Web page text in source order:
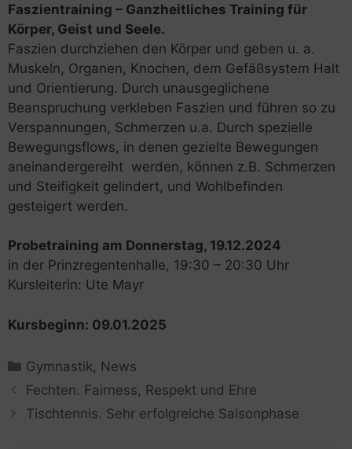
Faszientraining – Ganzheitliches Training für
Körper, Geist und Seele.
Faszien durchziehen den Körper und geben u. a.
Muskeln, Organen, Knochen, dem Gefäßsystem Halt
und Orientierung. Durch unausgeglichene
Beanspruchung verkleben Faszien und führen so zu
Verspannungen, Schmerzen u.a. Durch spezielle
Bewegungsflows, in denen gezielte Bewegungen
aneinandergereiht werden, können z.B. Schmerzen
und Steifigkeit gelindert, und Wohlbefinden
gesteigert werden.
Probetraining am Donnerstag, 19.12.2024
in der Prinzregentenhalle, 19:30 – 20:30 Uhr
Kursleiterin: Ute Mayr
Kursbeginn: 09.01.2025
Kategorien
Gymnastik, News
Fechten. Fairness, Respekt und Ehre
Tischtennis. Sehr erfolgreiche Saisonphase